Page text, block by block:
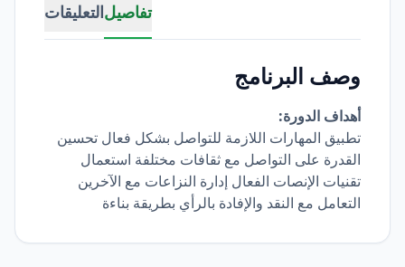
تفاصيلالتعليقات
وصف البرنامج
أهداف الدورة:
تطبيق المهارات اللازمة للتواصل بشكل فعال تحسين
القدرة على التواصل مع ثقافات مختلفة استعمال
تقنيات الإنصات الفعال إدارة النزاعات مع الآخرين
التعامل مع النقد والإفادة بالرأي بطريقة بناءة